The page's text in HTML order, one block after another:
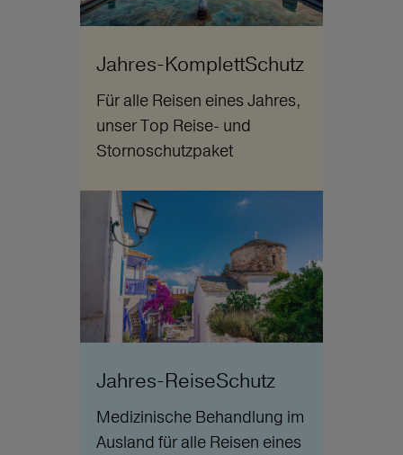
Jahres-KomplettSchutz
Für alle Reisen eines Jahres,
unser Top Reise- und
Stornoschutzpaket
Jahres-ReiseSchutz
Medizinische Behandlung im
Ausland für alle Reisen eines